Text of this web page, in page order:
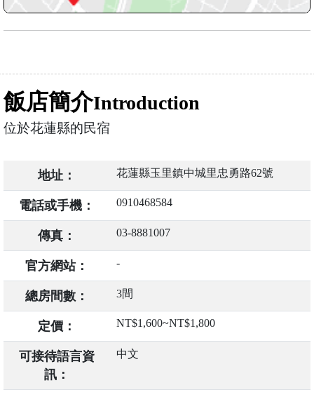
飯店簡介Introduction
位於花蓮縣的民宿
地址： 花蓮縣玉里鎮中城里忠勇路62號
電話或手機： 0910468584
傳真： 03-8881007
官方網站： -
總房間數： 3間
定價： NT$1,600~NT$1,800
可接待語言資
訊：
中文